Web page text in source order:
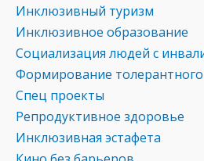
Инклюзивный туризм
Инклюзивное образование
Социализация людей с
Формирование
Спец проекты
Репродуктивное здоровье
Инклюзивная эстафета